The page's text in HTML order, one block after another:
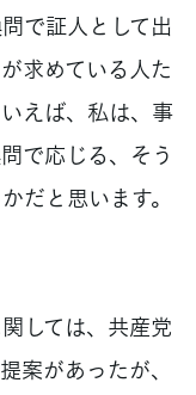
で証人として出
求めている人た
えば、私は、事
で応じる、そう
だと思います。
しては、共産党
案があったが、